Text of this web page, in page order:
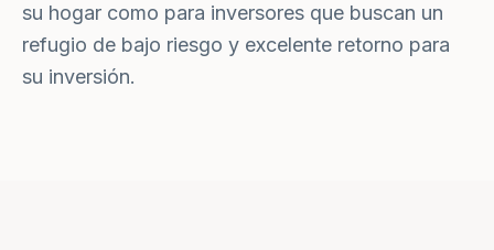
su hogar como para inversores que buscan un
refugio de bajo riesgo y excelente retorno para
su inversión.